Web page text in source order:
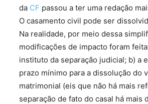
da CF passou a ter uma redação
O casamento civil pode ser
Na realidade, por meio dessa
modificações de impacto foram
instituto da separação judicial; b) a
prazo mínimo para a dissolução do
matrimonial (eis que não há mais
separação de fato do casal há mais